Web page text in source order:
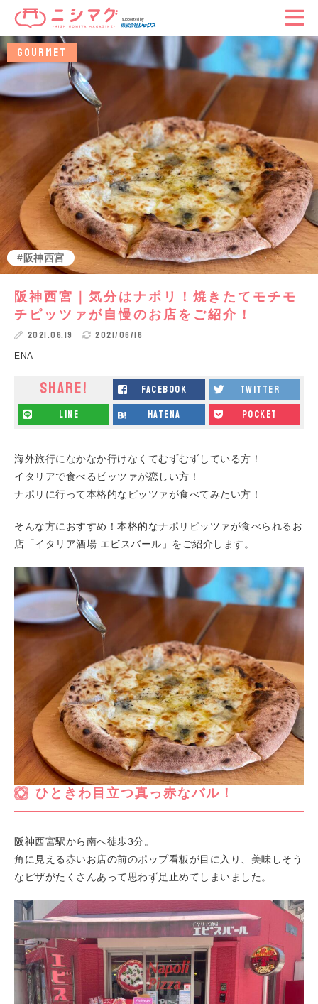
グルメ
阪神西宮
GOURMET
阪神西宮｜気分はナポリ！焼きたてモチモ
チピッツァが自慢のお店をご紹介！
2021.06.19 2021/06/18
ENA
SHARE! facebook twitter
line hatena pocket
海外旅行になかなか行けなくてむずむずしている方！
イタリアで食べるピッツァが恋しい方！
ナポリに行って本格的なピッツァが食べてみたい方！
そんな方におすすめ！本格的なナポリピッツァが食べられるお
店「イタリア酒場 エビスバール」をご紹介します。
ひときわ目立つ真っ赤なバル！
阪神西宮駅から南へ徒歩3分。
角に見える赤いお店の前のポップ看板が目に入り、美味しそう
なピザがたくさんあって思わず足止めてしまいました。